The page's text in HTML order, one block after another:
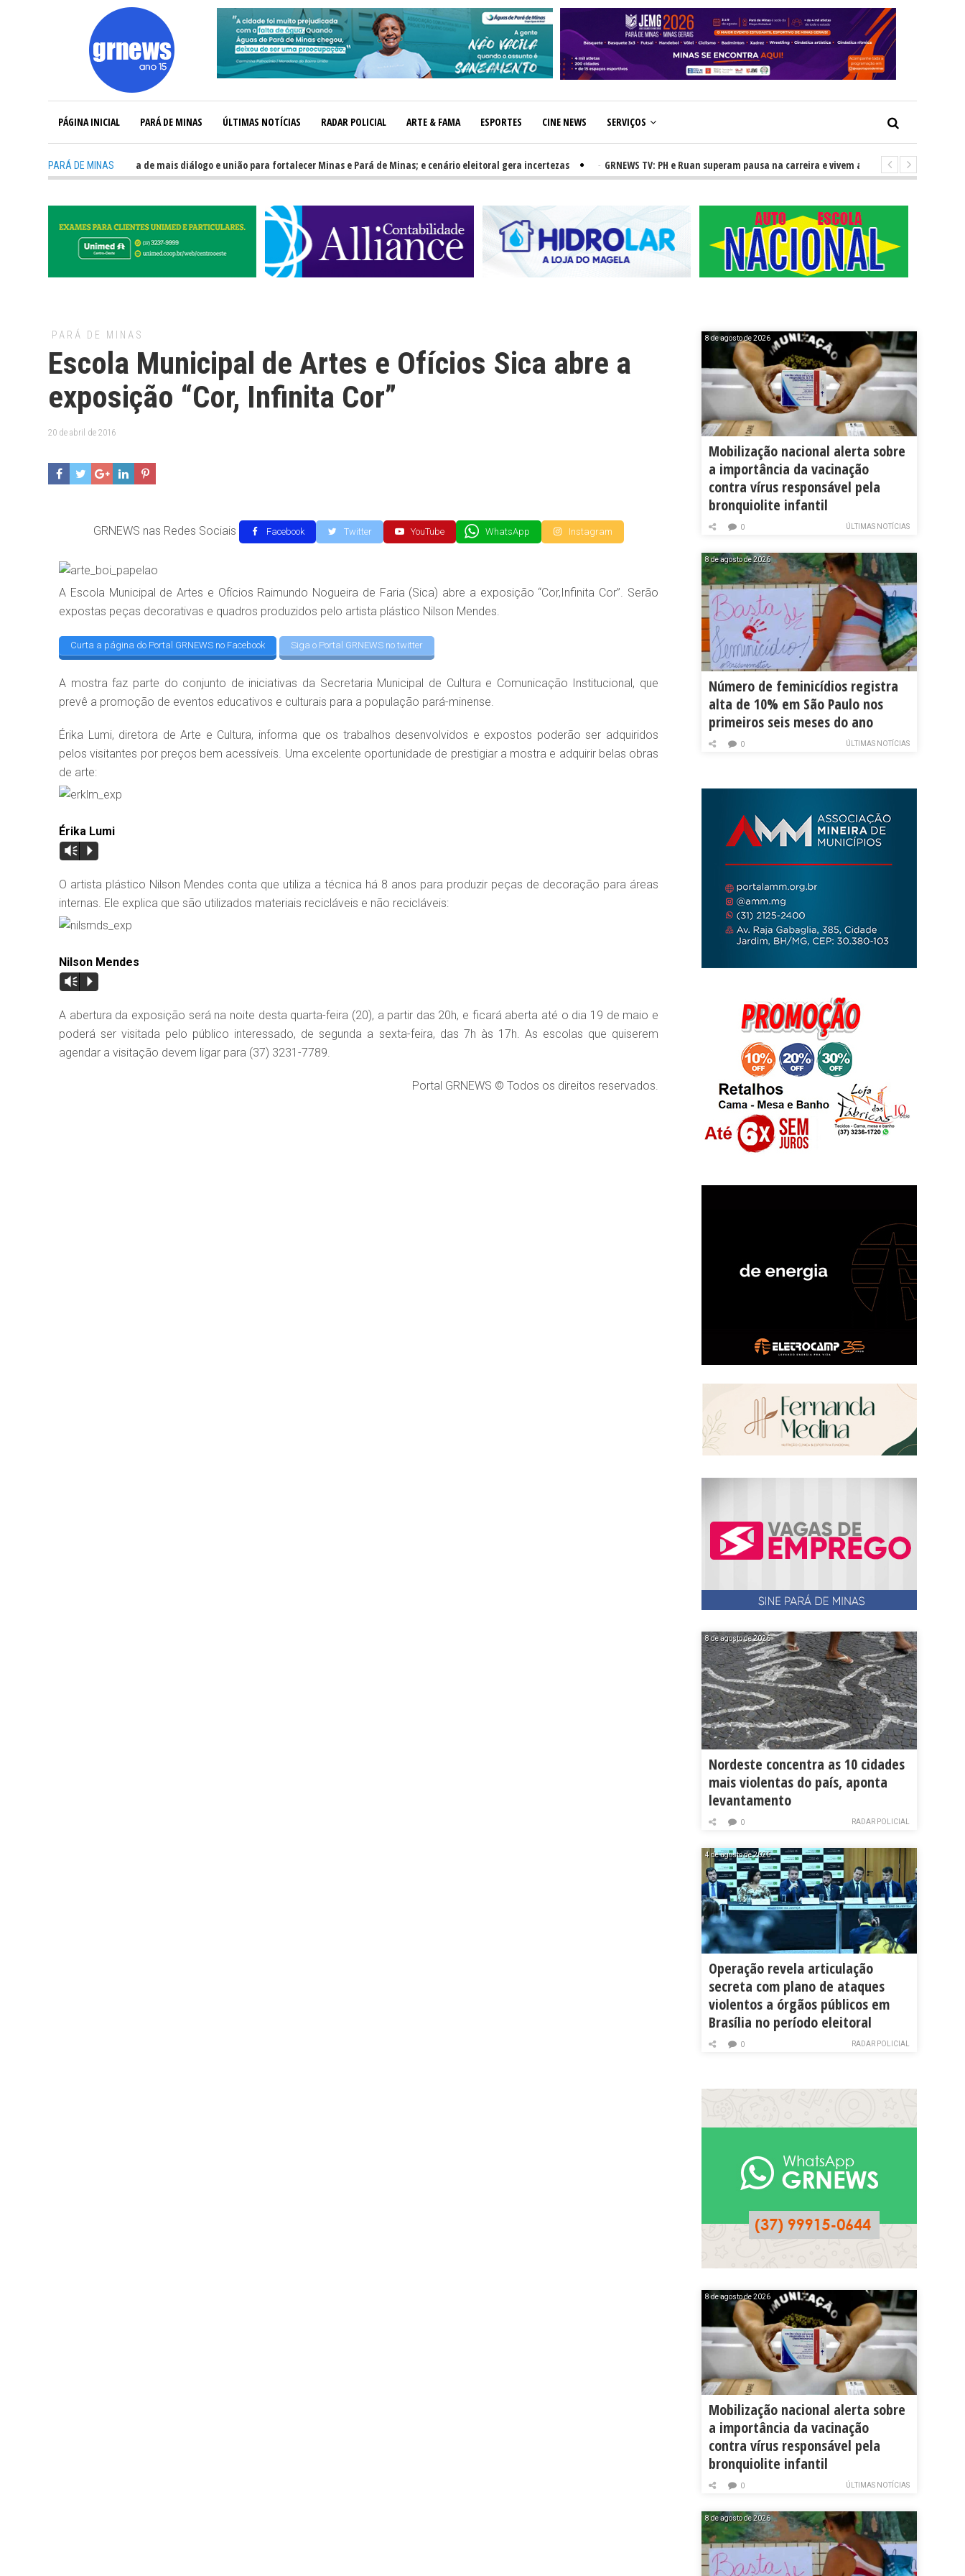
PÁGINA INICIAL PARÁ DE MINAS ÚLTIMAS NOTÍCIAS RADAR POLICIAL ARTE & FAMA ESPORTES CINE NEWS SERVIÇOS
PARÁ DE MINAS
TV: Política precisa de mais diálogo e união para fortalecer Minas e Pará de Minas; e cenário eleitoral gera incertezas GRNEWS TV: PH e Ruan superam pausa na carreira e vivem ascensão no cenário sertanejo
PARÁ DE MINAS
Escola Municipal de Artes e Ofícios Sica abre a
exposição “Cor, Infinita Cor”
20 de abril de 2016
GRNEWS nas Redes Sociais Facebook Twitter YouTube WhatsApp Instagram
A Escola Municipal de Artes e Ofícios Raimundo Nogueira de Faria (Sica) abre a exposição “Cor,Infinita Cor”. Serão
expostas peças decorativas e quadros produzidos pelo artista plástico Nilson Mendes.
Curta a página do Portal GRNEWS no Facebook Siga o Portal GRNEWS no twitter
A mostra faz parte do conjunto de iniciativas da Secretaria Municipal de Cultura e Comunicação Institucional, que
prevê a promoção de eventos educativos e culturais para a população pará-minense.
Érika Lumi, diretora de Arte e Cultura, informa que os trabalhos desenvolvidos e expostos poderão ser adquiridos
pelos visitantes por preços bem acessíveis. Uma excelente oportunidade de prestigiar a mostra e adquirir belas obras
de arte:
Érika Lumi
Vm P
O artista plástico Nilson Mendes conta que utiliza a técnica há 8 anos para produzir peças de decoração para áreas
internas. Ele explica que são utilizados materiais recicláveis e não recicláveis:
Nilson Mendes
Vm P
A abertura da exposição será na noite desta quarta-feira (20), a partir das 20h, e ficará aberta até o dia 19 de maio e
poderá ser visitada pelo público interessado, de segunda a sexta-feira, das 7h às 17h. As escolas que quiserem
agendar a visitação devem ligar para (37) 3231-7789.
Portal GRNEWS © Todos os direitos reservados.
8 de agosto de 2026
Mobilização nacional alerta sobre
a importância da vacinação
contra vírus responsável pela
bronquiolite infantil
ÚLTIMAS NOTÍCIAS
0
8 de agosto de 2026
Número de feminicídios registra
alta de 10% em São Paulo nos
primeiros seis meses do ano
ÚLTIMAS NOTÍCIAS
0
8 de agosto de 2026
Nordeste concentra as 10 cidades
mais violentas do país, aponta
levantamento
RADAR POLICIAL
0
4 de agosto de 2026
Operação revela articulação
secreta com plano de ataques
violentos a órgãos públicos em
Brasília no período eleitoral
RADAR POLICIAL
0
8 de agosto de 2026
Mobilização nacional alerta sobre
a importância da vacinação
contra vírus responsável pela
bronquiolite infantil
ÚLTIMAS NOTÍCIAS
0
8 de agosto de 2026